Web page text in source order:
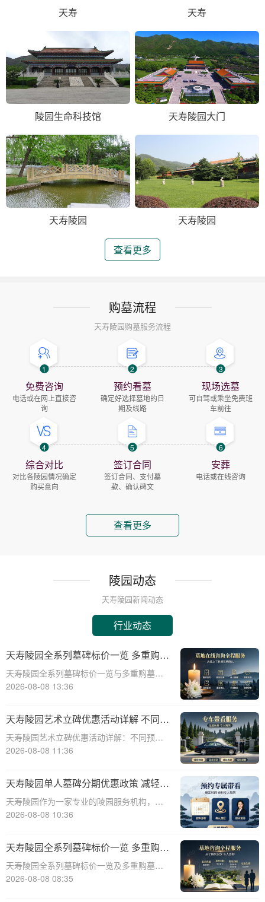
天寿 天寿
陵园生命科技馆 天寿陵园大门
天寿陵园 天寿陵园
查看更多
购墓流程
天寿陵园购墓服务流程
1
免费咨询
电话或在网上直接咨
询
2
预约看墓
确定好选择墓地的日
期及线路
3
现场选墓
可自驾或乘坐免费班
车前往
4
综合对比
对比各陵园情况确定
购买意向
5
签订合同
签订合同、支付墓
款、确认碑文
6
安葬
电话或在线咨询
查看更多
陵园动态
天寿陵园新闻动态
行业动态
天寿陵园全系列墓碑标价一览 多重购墓
优惠限时申领详解
天寿陵园全系列墓碑标价一览与多重购墓优
惠限时申领详解☎ 天寿陵园电话:400-838-
一直致力于为家属提供高品质、个性化的墓
碑产品和服务。为了满足不同客户的
2026-08-08 13:36
天寿陵园艺术立碑优惠活动详解 不同预
算专属让利方案详解
天寿陵园艺术立碑优惠活动详解：不同预算
专属让利方案详解☎ 天寿陵园电话:400-838-
者的深深敬意和对生者的美好回忆。为了更
好地满足不同家庭的祭奠需求，天
2026-08-08 11:36
天寿陵园单人墓碑分期优惠政策 减轻一
次性付款压力详解及具体方案
天寿陵园作为一家专业的陵园服务机构，深
知一次性支付墓碑费用对许多家庭来说可能
担，天寿陵园特别推出了单人墓碑分期优惠
政策。本文将详细介绍这一政策的背景、目
的、具体方
2026-08-08 10:36
天寿陵园全系列墓碑标价一览 多重购墓
优惠限时申领活动详解
天寿陵园全系列墓碑标价一览及多重购墓优
惠限时申领活动详解☎ 天寿陵园电话:400-
2026-08-08 08:35